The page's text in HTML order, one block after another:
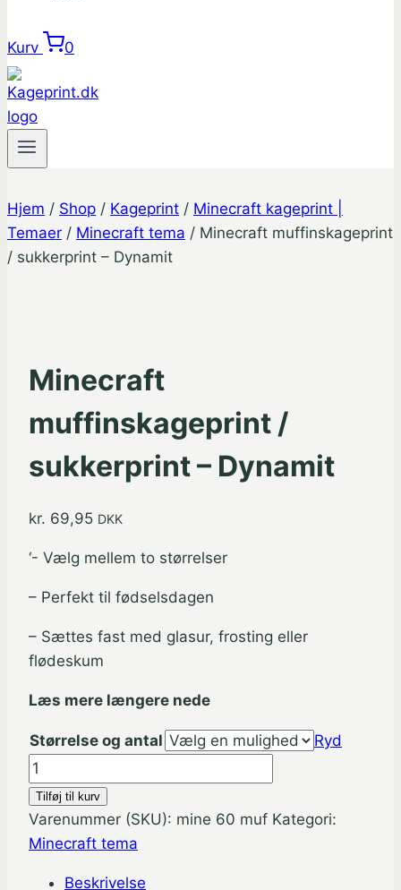
Kurv 0
Hjem / Shop / Kageprint / Minecraft kageprint |
Temaer / Minecraft tema / Minecraft muffinskageprint
/ sukkerprint – Dynamit
Minecraft
muffinskageprint /
sukkerprint – Dynamit
kr. 69,95 DKK
‘- Vælg mellem to størrelser
– Perfekt til fødselsdagen
– Sættes fast med glasur, frosting eller
flødeskum
Læs mere længere nede
Størrelse og antal
Ryd
Minecraft
muffinskageprint
/
sukkerprint
Dynamit
Tilføj til kurv
Varenummer (SKU): mine 60 muf Kategori:
Minecraft tema
Beskrivelse